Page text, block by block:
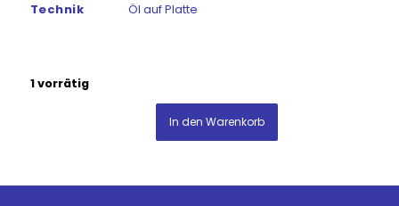
Technik Öl auf Platte
1 vorrätig
In den Warenkorb